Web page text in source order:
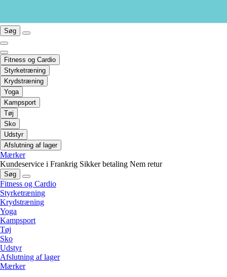
Søg
Fitness og Cardio
Styrketræning
Krydstræning
Yoga
Kampsport
Tøj
Sko
Udstyr
Afslutning af lager
Mærker
Kundeservice i Frankrig Sikker betaling Nem retur
Søg
Fitness og Cardio
Styrketræning
Krydstræning
Yoga
Kampsport
Tøj
Sko
Udstyr
Afslutning af lager
Mærker